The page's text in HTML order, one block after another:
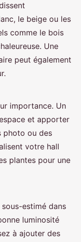
le beige ou les
comme le bois
Une
peut également
importance. Un
et apporter
photo ou des
votre hall
plantes pour une
estimé dans
luminosité
à ajouter des